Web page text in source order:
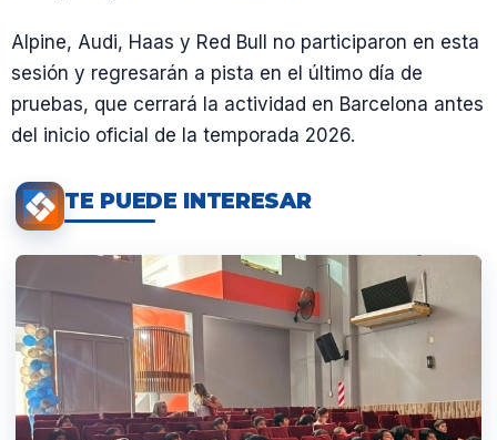
Alpine, Audi, Haas y Red Bull no participaron en esta
sesión y regresarán a pista en el último día de
pruebas, que cerrará la actividad en Barcelona antes
del inicio oficial de la temporada 2026.
TE PUEDE INTERESAR